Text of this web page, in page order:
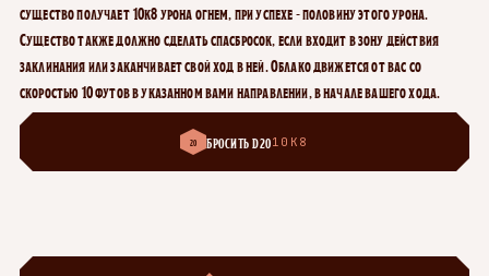
существо получает 10к8 урона огнем, при успехе - половину этого урона.
Существо также должно сделать спасбросок, если входит в зону действия
заклинания или заканчивает свой ход в ней. Облако движется от вас со
скоростью 10 футов в указанном вами направлении, в начале вашего хода.
20 БРОСИТЬ D2010К8